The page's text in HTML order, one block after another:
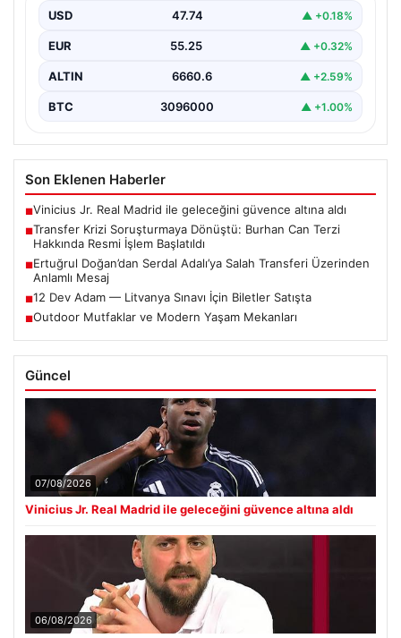
Galatasaray Spor Kulübü, gerçekleştirilen transfer
iddialar nedeniyle…
USD 47.74 ▲ +0.18%
EUR 55.25 ▲ +0.32%
ALTIN 6660.6 ▲ +2.59%
BTC 3096000 ▲ +1.00%
Son Eklenen Haberler
■Vinicius Jr. Real Madrid ile geleceğini güvence altına aldı
■Transfer Krizi Soruşturmaya Dönüştü: Burhan Can Terzi
Hakkında Resmi İşlem Başlatıldı
■Ertuğrul Doğan’dan Serdal Adalı’ya Salah Transferi Üzerinden
Anlamlı Mesaj
■12 Dev Adam — Litvanya Sınavı İçin Biletler Satışta
■Outdoor Mutfaklar ve Modern Yaşam Mekanları
Güncel
07/08/2026
Vinicius Jr. Real Madrid ile geleceğini güvence altına aldı
06/08/2026